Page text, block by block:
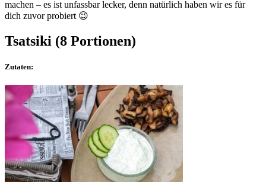
machen – es ist unfassbar lecker, denn natürlich haben wir es für
dich zuvor probiert 😉
Tsatsiki (8 Portionen)
Zutaten: